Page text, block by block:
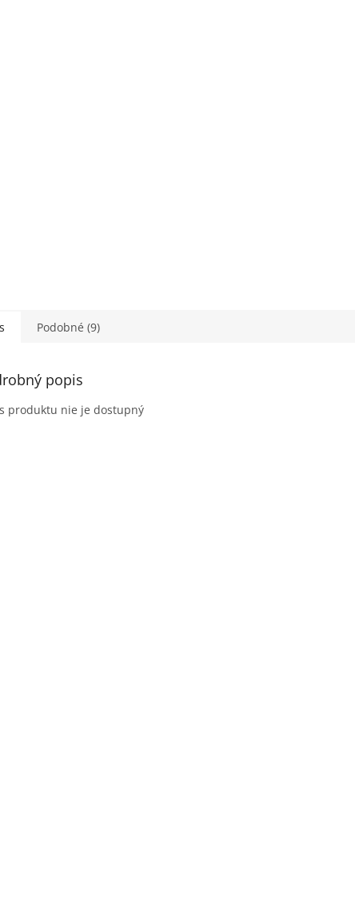
Podobné (9)
popis
produktu nie je dostupný